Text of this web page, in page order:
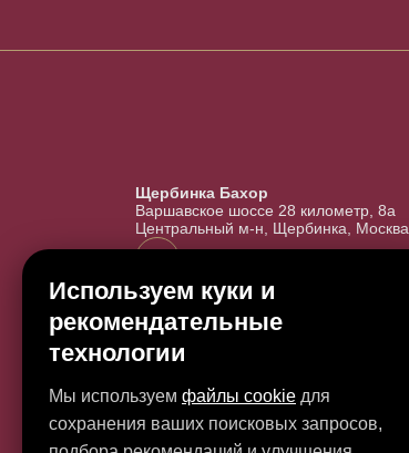
Щербинка Бахор
Варшавское шоссе 28 километр, 8а
Центральный м-н, Щербинка, Москва
bahorsherbinka@yandex.ru
Используем куки и
рекомендательные
технологии
Мы используем файлы cookie для
сохранения ваших поисковых запросов,